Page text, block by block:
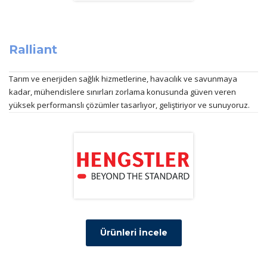
Ralliant
Tarım ve enerjiden sağlık hizmetlerine, havacılık ve savunmaya
kadar, mühendislere sınırları zorlama konusunda güven veren
yüksek performanslı çözümler tasarlıyor, geliştiriyor ve sunuyoruz.
Ürünleri İncele